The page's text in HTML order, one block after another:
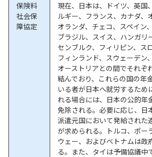
保険料
社会保
障協定
現在、日本は、ドイツ、英国
ルギー、フランス、カナダ、
オランダ、チェコ、スペイン
ブラジル、スイス、ハンガリ
センブルク、フィリピン、ス
フィンランド、スウェーデン
オーストリアとの間でそれぞ
結んでおり、これらの国の年
いる者が日本へ就労するため
れる場合には、日本の公的年
免除される。必要に応じ、日
派遣元国において発給された
が求められる。トルコ、ポー
ウェー、およびベトナムは政
る。また、タイは予備協議中